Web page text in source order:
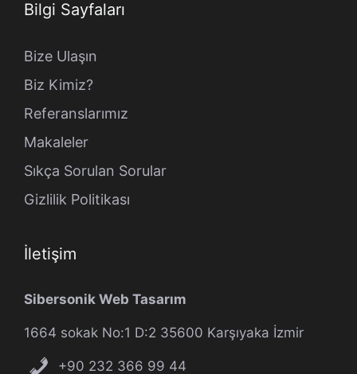
Bilgi Sayfaları
Bize Ulaşın
Biz Kimiz?
Referanslarımız
Makaleler
Sıkça Sorulan Sorular
Gizlilik Politikası
İletişim
Sibersonik Web Tasarım
1664 sokak No:1 D:2 35600 Karşıyaka İzmir
+90 232 366 99 44